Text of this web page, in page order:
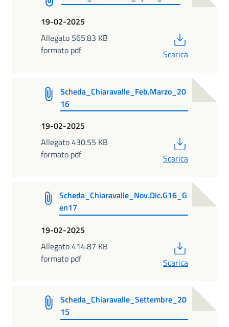
19-02-2025
Allegato 565.83 KB
formato pdf
Scarica
Scheda_Chiaravalle_Feb.Marzo_20
16
19-02-2025
Allegato 430.55 KB
formato pdf
Scarica
Scheda_Chiaravalle_Nov.Dic.G16_G
en17
19-02-2025
Allegato 414.87 KB
formato pdf
Scarica
Scheda_Chiaravalle_Settembre_20
15